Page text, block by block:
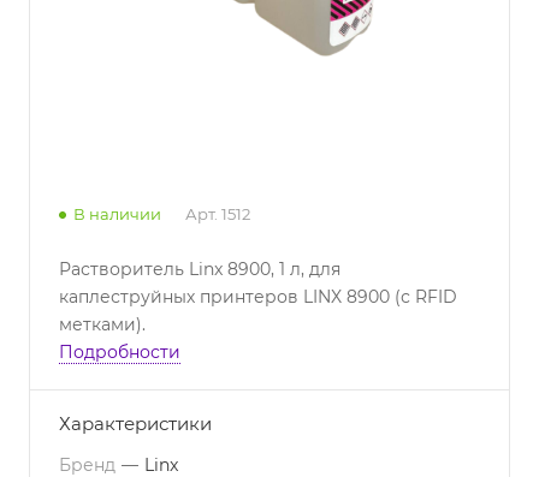
В наличии Арт. 1512
Растворитель Linx 8900, 1 л, для
каплеструйных принтеров LINX 8900 (с RFID
метками).
Подробности
Характеристики
Бренд — Linx